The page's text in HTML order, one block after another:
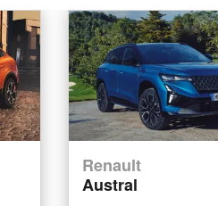
Renault
Austral